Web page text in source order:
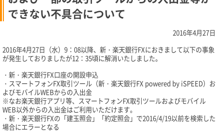
できない不具合について
2016年4月27日
2016年4月27日（水）9：08以降、新・楽天銀行FXにおきまして以下の事象
が発生しておりましたが12：35頃に解消いたしました。
・新・楽天銀行FX口座の開設申込
・スマートフォンFX取引ツール（新・楽天銀行FX powered by iSPEED）お
よびモバイルWEBからの入出金
※なお楽天銀行アプリ等、スマートフォンFX取引ツールおよびモバイル
WEB以外からの入出金はご利用いただけます。
・新・楽天銀行FXの「建玉照会」「約定照会」で2016/4/19以前を検索した
場合にエラーとなる